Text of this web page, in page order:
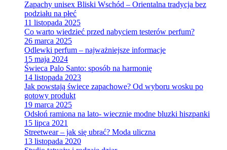
Zapachy unisex Bliski Wschód – Orientalna tradycja bez
podziału na płeć
11 listopada 2025
Co warto wiedzieć przed nabyciem testerów perfum?
26 marca 2025
Odlewki perfum – najważniejsze informacje
15 maja 2024
Świeca Palo Santo: sposób na harmonię
14 listopada 2023
Jak powstają świece zapachowe? Od wyboru wosku po
gotowy produkt
19 marca 2025
Odsłoń ramiona na lato- wiecznie modne bluzki hiszpanki
15 lipca 2021
Streetwear – jak się ubrać? Moda uliczna
13 listopada 2020